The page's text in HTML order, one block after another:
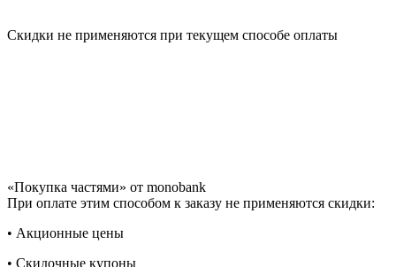
Скидки не применяются при текущем способе оплаты
«Покупка частями» от monobank
При оплате этим способом к заказу не применяются скидки:
• Акционные цены
• Скидочные купоны